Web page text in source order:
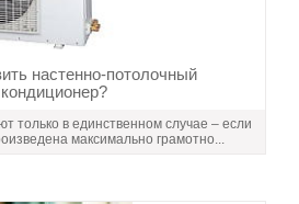
настенно-потолочный
кондиционер?
только в единственном случае – если
максимально грамотно...